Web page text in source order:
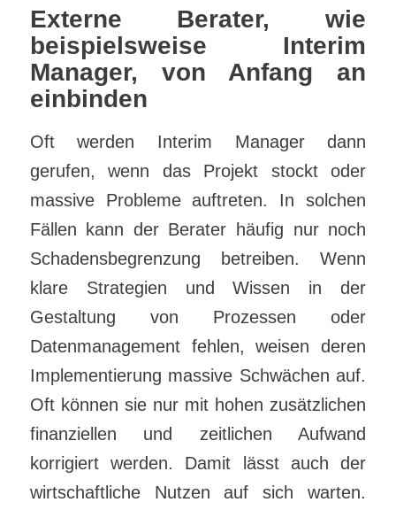
Externe Berater, wie
beispielsweise Interim
Manager, von Anfang an
einbinden
Oft werden Interim Manager dann
gerufen, wenn das Projekt stockt oder
massive Probleme auftreten. In solchen
Fällen kann der Berater häufig nur noch
Schadensbegrenzung betreiben. Wenn
klare Strategien und Wissen in der
Gestaltung von Prozessen oder
Datenmanagement fehlen, weisen deren
Implementierung massive Schwächen auf.
Oft können sie nur mit hohen zusätzlichen
finanziellen und zeitlichen Aufwand
korrigiert werden. Damit lässt auch der
wirtschaftliche Nutzen auf sich warten.